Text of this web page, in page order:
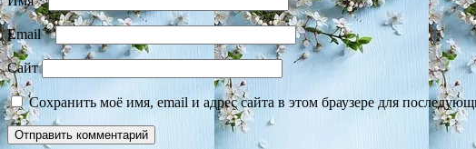
Email*
Сайт
Сохранить моё имя, email и адрес сайта в этом браузере для